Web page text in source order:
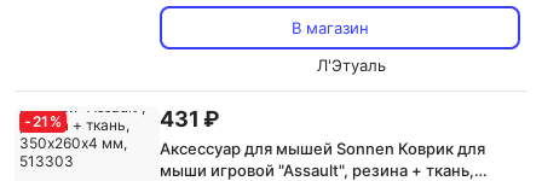
В магазин
Л'Этуаль
-21 % 431 ₽
Аксессуар для мышей Sonnen Коврик для
мыши игровой "Assault", резина + ткань,